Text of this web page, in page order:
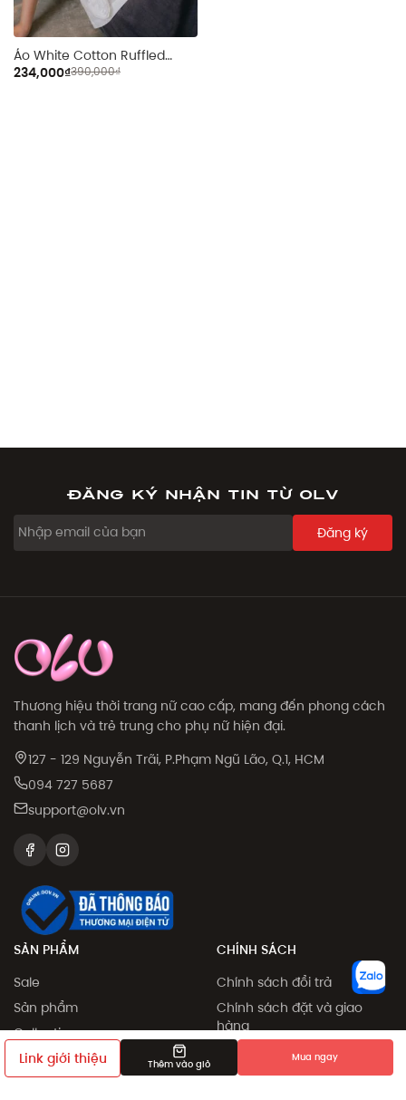
Link giới thiệu Thêm vào giỏ
Mua ngay
Áo White Cotton Ruffled
Tube Top
234,000₫390,000₫
Đăng ký nhận tin từ OLV
Đăng ký
Thương hiệu thời trang nữ cao cấp, mang đến phong cách
thanh lịch và trẻ trung cho phụ nữ hiện đại.
127 - 129 Nguyễn Trãi, P.Phạm Ngũ Lão, Q.1, HCM
094 727 5687
support@olv.vn
SẢN PHẨM
Sale
Sản phẩm
Collection
Khám phá
CHÍNH SÁCH
Chính sách đổi trả
Chính sách đặt và giao
hàng
Phương thức thanh toán
Chính sách giá